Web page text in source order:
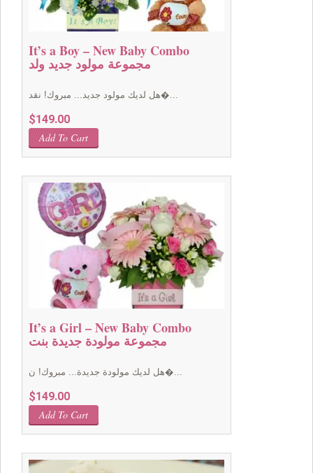
It’s a Boy – New Baby Combo
مجموعة مولود جديد ولد
هل لديك مولود جديد... مبروك! نقد�...
$149.00
Add To Cart
It’s a Girl – New Baby Combo
مجموعة مولودة جديدة بنت
هل لديك مولودة جديدة... مبروك! ن�...
$149.00
Add To Cart